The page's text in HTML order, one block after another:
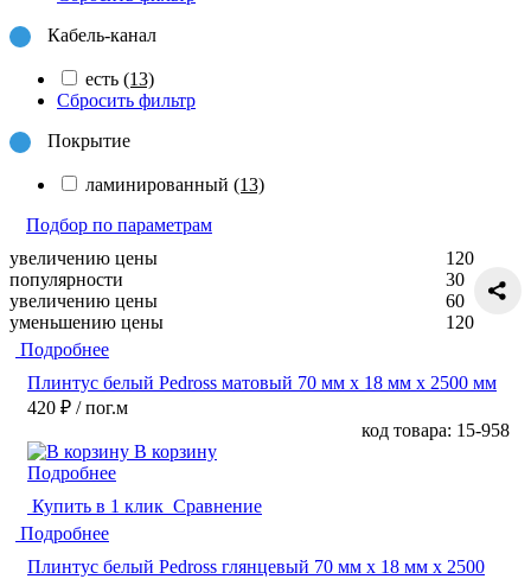
Кабель-канал
есть (13)
Сбросить фильтр
Покрытие
ламинированный (13)
Подбор по параметрам
увеличению цены
популярности
увеличению цены
уменьшению цены
120
30
60
120
Подробнее
Плинтус белый Pedross матовый 70 мм х 18 мм х 2500 мм
420 ₽ / пог.м
код товара: 15-958
В корзину
Подробнее
Купить в 1 клик Сравнение
Подробнее
Плинтус белый Pedross глянцевый 70 мм х 18 мм х 2500